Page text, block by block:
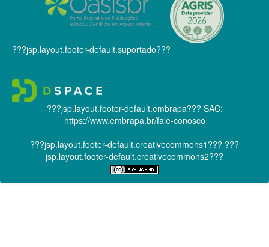
???jsp.layout.footer-default.suportado???
???jsp.layout.footer-default.embrapa??? SAC:
https://www.embrapa.br/fale-conosco
???jsp.layout.footer-default.creativecommons1??? ???
jsp.layout.footer-default.creativecommons2???